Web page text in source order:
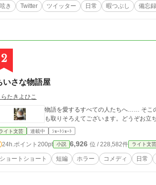
呟き Twitter ツイッター 日常 暇つぶし 備忘録
2
いさな物語屋
たきよひこ
物語を愛するすべての人たちへ…… そこのあなた、おひとついかがですか？ ファンタジー、怪談、SF――なんで
イト文芸 連載中 ｼｮｰﾄｼｮｰﾄ
24h.ポイント 200pt 小説 6,926 位 / 228,582件 ライト文芸
ショートショート 短編 ホラー コメディ 日常